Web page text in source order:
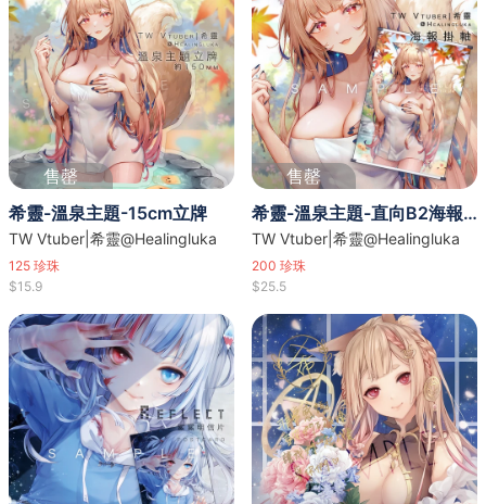
售罄
希靈-溫泉主題-15cm立牌
TW Vtuber|希靈@Healingluka
125 珍珠
$15.9
售罄
希靈-溫泉主題-直向B2海報掛軸
TW Vtuber|希靈@Healingluka
200 珍珠
$25.5